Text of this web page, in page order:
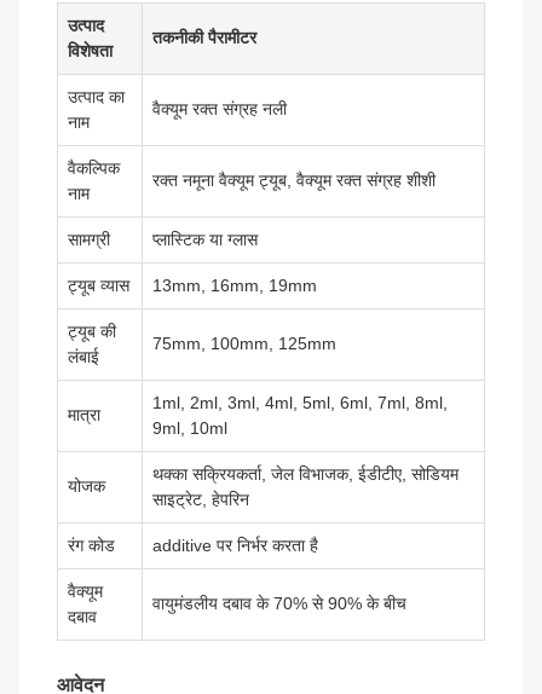
उत्पाद
विशेषता
तकनीकी पैरामीटर
उत्पाद का
नाम
वैक्यूम रक्त संग्रह नली
वैकल्पिक
नाम
रक्त नमूना वैक्यूम ट्यूब, वैक्यूम रक्त संग्रह शीशी
सामग्री प्लास्टिक या ग्लास
ट्यूब व्यास 13mm, 16mm, 19mm
ट्यूब की
लंबाई
75mm, 100mm, 125mm
मात्रा
1ml, 2ml, 3ml, 4ml, 5ml, 6ml, 7ml, 8ml,
9ml, 10ml
योजक
थक्का सक्रियकर्ता, जेल विभाजक, ईडीटीए, सोडियम
साइट्रेट, हेपरिन
रंग कोड additive पर निर्भर करता है
वैक्यूम
दबाव
वायुमंडलीय दबाव के 70% से 90% के बीच
आवेदन